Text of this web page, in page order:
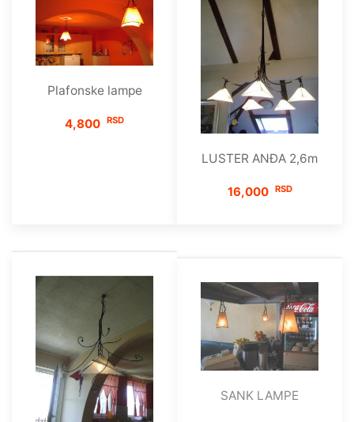
Plafonske lampe
4,800 RSD
LUSTER ANĐA 2,6m
16,000 RSD
SANK LAMPE